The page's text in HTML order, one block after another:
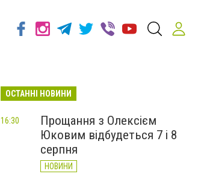
ОСТАННІ НОВИНИ
Прощання з Олексієм
Юковим відбудеться 7 і 8
серпня
НОВИНИ
16:30